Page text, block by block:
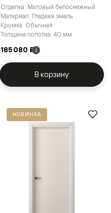
Отделка: Матовый белоснежный
Материал: Гладкая эмаль
Кромка: Обычная
Толщина полотна: 40 мм
185 080 ₽ i
В корзину
НОВИНКА